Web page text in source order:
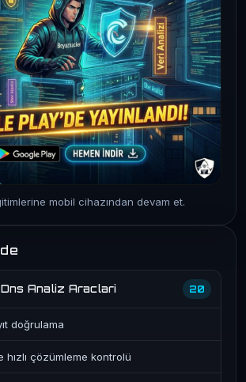
mobil cihazından devam et.
Analiz Araclari 20
doğrulama
hızlı çözümleme kontrolü